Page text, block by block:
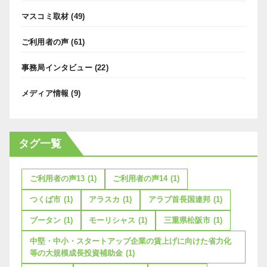
マスコミ取材 (49)
ご利用者の声 (61)
事務局インタビュー(22)
メディア情報 (9)
タグ一覧
ご利用者の声13 (1) ご利用者の声14 (1)
つくば市 (1) アラスカ (1) アラブ首長国連邦 (1)
ブータン (1) モーリシャス (1) 三重県松阪市 (1)
中堅・中小・スタートアップ企業の賃上げに向けた省力化
等の大規模成長投資補助金 (1)